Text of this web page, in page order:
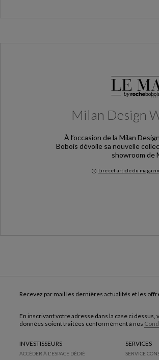
Milan Design
À l’occasion de la Milan
Bobois dévoile sa nouvelle
showroom de
Lire cet article du Milan
Recevez par mail les dernières actualités et les
En inscrivant votre adresse dans la case ci
données soient traitées conformément à nos
INVESTISSEURS
ACCÉDER À L'ESPACE DÉDIÉ
SERVICES
SERVICE